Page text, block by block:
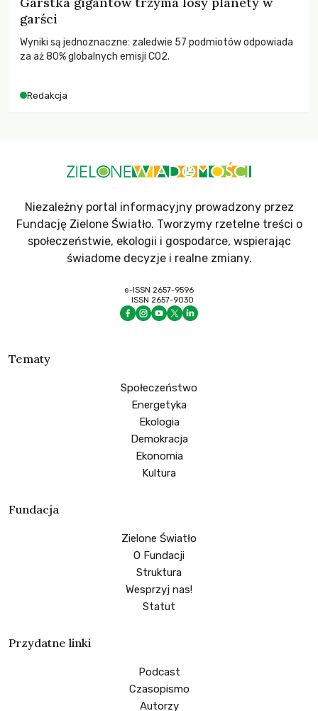
garści
Wyniki są jednoznaczne: zaledwie 57 podmiotów odpowiada
za aż 80% globalnych emisji CO2.
Redakcja
Niezależny portal informacyjny prowadzony przez
Fundację Zielone Światło. Tworzymy rzetelne treści o
społeczeństwie, ekologii i gospodarce, wspierając
świadome decyzje i realne zmiany.
e-ISSN 2657-9596
ISSN 2657-9030
Tematy
Społeczeństwo
Energetyka
Ekologia
Demokracja
Ekonomia
Kultura
Fundacja
Zielone Światło
O Fundacji
Struktura
Wesprzyj nas!
Statut
Przydatne linki
Podcast
Czasopismo
Autorzy